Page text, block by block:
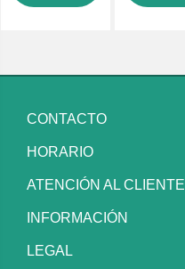
CONTACTO
HORARIO
ATENCIÓN AL CLIENTE
INFORMACIÓN
LEGAL